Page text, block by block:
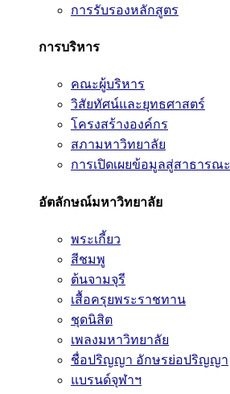
การรับรองหลักสูตร
การบริหาร
คณะผู้บริหาร
วิสัยทัศน์และยุทธศาสตร์
โครงสร้างองค์กร
สภามหาวิทยาลัย
การเปิดเผยข้อมูลสู่สาธารณะ
อัตลักษณ์มหาวิทยาลัย
พระเกี้ยว
สีชมพู
ต้นจามจุรี
เสื้อครุยพระราชทาน
ชุดนิสิต
เพลงมหาวิทยาลัย
ชื่อปริญญา อักษรย่อปริญญา
แบรนด์จุฬาฯ